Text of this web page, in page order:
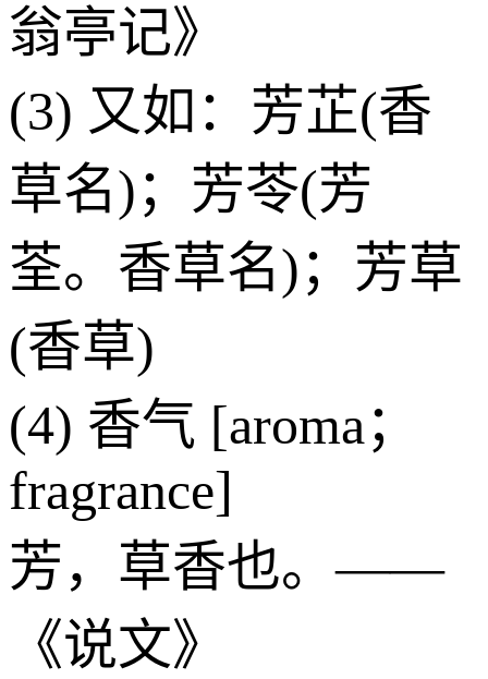
翁亭记》
(3) 又如：芳芷(香
草名)；芳苓(芳
荃。香草名)；芳草
(香草)
(4) 香气 [aroma；
fragrance]
芳，草香也。——
《说文》